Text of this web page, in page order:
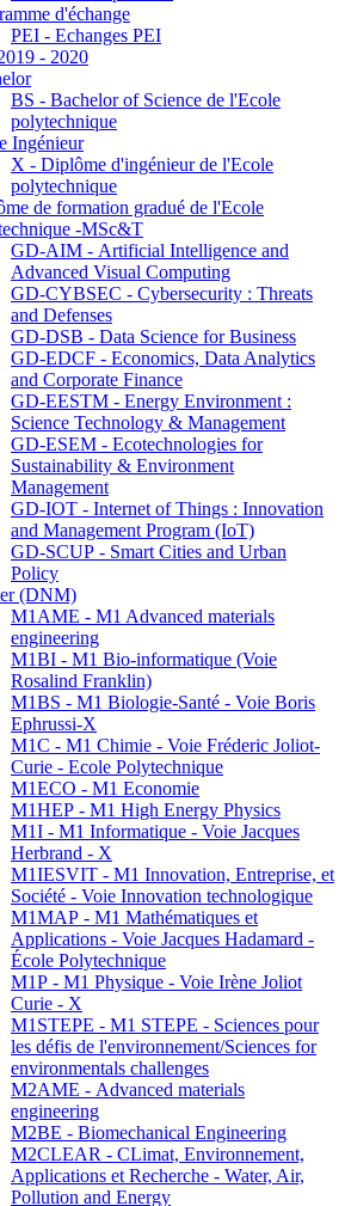
d'échange
PEI - Echanges PEI
- 2020
BS - Bachelor of Science de l'Ecole
polytechnique
Ingénieur
X - Diplôme d'ingénieur de l'Ecole
polytechnique
de formation gradué de l'Ecole
-MSc&T
GD-AIM - Artificial Intelligence and
Advanced Visual Computing
GD-CYBSEC - Cybersecurity : Threats
and Defenses
GD-DSB - Data Science for Business
GD-EDCF - Economics, Data Analytics
and Corporate Finance
GD-EESTM - Energy Environment :
Science Technology & Management
GD-ESEM - Ecotechnologies for
Sustainability & Environment
Management
GD-IOT - Internet of Things : Innovation
and Management Program (IoT)
GD-SCUP - Smart Cities and Urban
Policy
(DNM)
M1AME - M1 Advanced materials
engineering
M1BI - M1 Bio-informatique (Voie
Rosalind Franklin)
M1BS - M1 Biologie-Santé - Voie Boris
Ephrussi-X
M1C - M1 Chimie - Voie Fréderic Joliot-
Curie - Ecole Polytechnique
M1ECO - M1 Economie
M1HEP - M1 High Energy Physics
M1I - M1 Informatique - Voie Jacques
Herbrand - X
M1IESVIT - M1 Innovation, Entreprise, et
Société - Voie Innovation technologique
M1MAP - M1 Mathématiques et
Applications - Voie Jacques Hadamard -
École Polytechnique
M1P - M1 Physique - Voie Irène Joliot
Curie - X
M1STEPE - M1 STEPE - Sciences pour
les défis de l'environnement/Sciences for
environmentals challenges
M2AME - Advanced materials
engineering
M2BE - Biomechanical Engineering
M2CLEAR - CLimat, Environnement,
Applications et Recherche - Water, Air,
Pollution and Energy